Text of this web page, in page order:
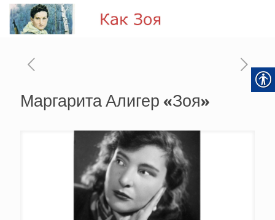
Маргарита Алигер «Зоя»